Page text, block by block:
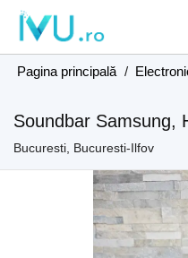
Pagina principală /
Soundbar Samsung,
Bucuresti, Bucuresti-Ilfov